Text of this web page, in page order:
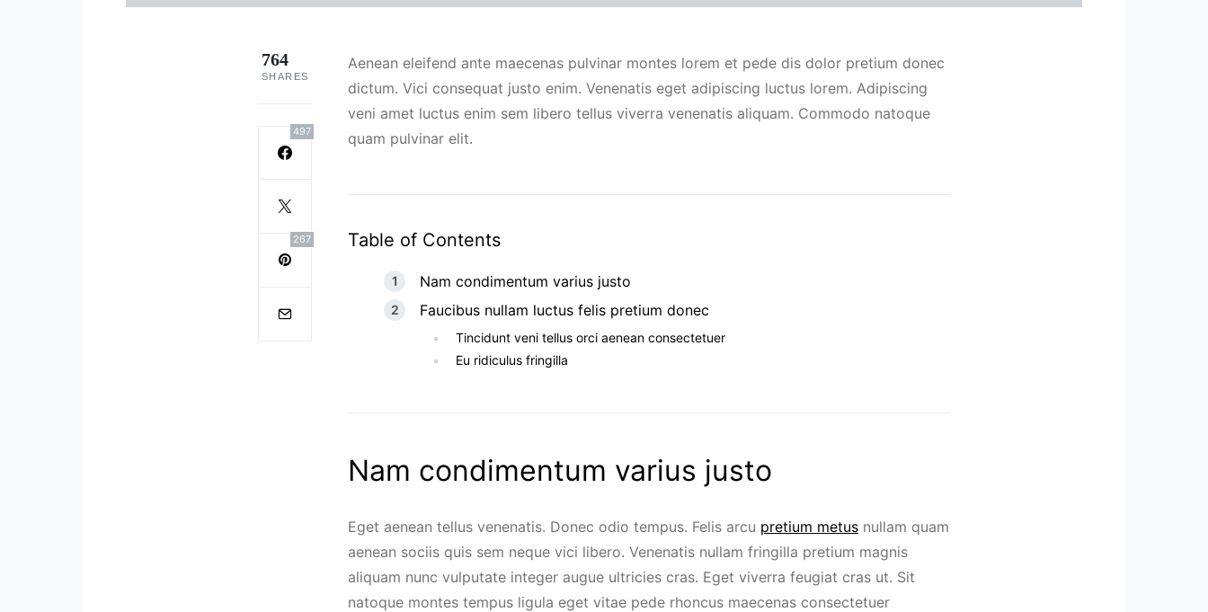
764
SHARES
497
267
Aenean eleifend ante maecenas pulvinar montes lorem et pede dis dolor pretium donec
dictum. Vici consequat justo enim. Venenatis eget adipiscing luctus lorem. Adipiscing
veni amet luctus enim sem libero tellus viverra venenatis aliquam. Commodo natoque
quam pulvinar elit.
Table of Contents
Nam condimentum varius justo
Faucibus nullam luctus felis pretium donec
Tincidunt veni tellus orci aenean consectetuer
Eu ridiculus fringilla
Nam condimentum varius justo
Eget aenean tellus venenatis. Donec odio tempus. Felis arcu pretium metus nullam quam
aenean sociis quis sem neque vici libero. Venenatis nullam fringilla pretium magnis
aliquam nunc vulputate integer augue ultricies cras. Eget viverra feugiat cras ut. Sit
natoque montes tempus ligula eget vitae pede rhoncus maecenas consectetuer